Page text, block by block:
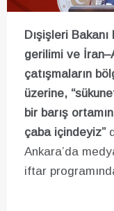
Dışişleri
gerilimi ve
çatışmaların
üzerine,
bir barış
çaba içindeyiz”
Ankara’da
iftar